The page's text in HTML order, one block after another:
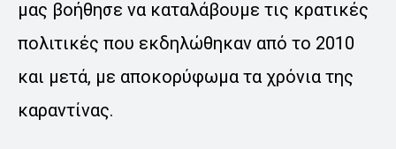
μας βοήθησε να καταλάβουμε τις κρατικές
πολιτικές που εκδηλώθηκαν από το 2010
και μετά, με αποκορύφωμα τα χρόνια της
καραντίνας.